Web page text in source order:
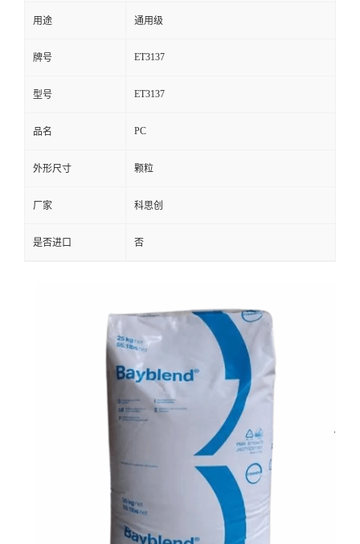
用途 通用级
牌号 ET3137
型号 ET3137
品名 PC
外形尺寸 颗粒
厂家 科思创
是否进口 否